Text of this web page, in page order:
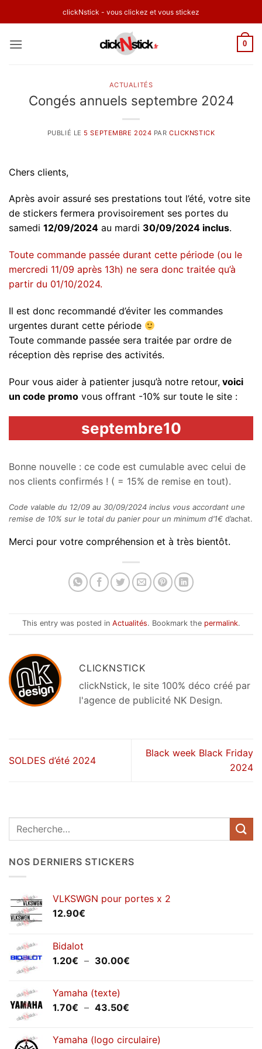
au
clickNstick - vous clickez et vous stickez
0
Recherche
NOS DERNIERS STICKERS
VLKSWGN pour portes x 2
12.90€
Bidalot
1.20€ – 30.00€
Yamaha (texte)
1.70€ – 43.50€
1.70€
Yamaha (logo circulaire)
ACTUALITÉS
Congés annuels septembre 2024
PUBLIÉ LE 5 SEPTEMBRE 2024 PARCLICKNSTICK
Chers clients,
Après avoir assuré ses prestations tout l’été, votre site
de stickers fermera provisoirement ses portes du
samedi 12/09/2024 au mardi 30/09/2024 inclus.
Toute commande passée durant cette période (ou le
mercredi 11/09 après 13h) ne sera donc traitée qu’à
partir du 01/10/2024.
Il est donc recommandé d’éviter les commandes
urgentes durant cette période
Toute commande passée sera traitée par ordre de
réception dès reprise des activités.
Pour vous aider à patienter jusqu’à notre retour, voici
un code promo vous offrant -10% sur toute le site :
septembre10
Bonne nouvelle : ce code est cumulable avec celui de
nos clients confirmés ! ( = 15% de remise en tout).
Code valable du 12/09 au 30/09/2024 inclus vous accordant une
remise de 10% sur le total du panier pour un minimum d’1€ d’achat.
Merci pour votre compréhension et à très bientôt.
This entry was posted in Actualités. Bookmark the permalink.
CLICKNSTICK
clickNstick, le site 100% déco créé par
l'agence de publicité NK Design.
SOLDES d’été 2024
Black week Black Friday
2024